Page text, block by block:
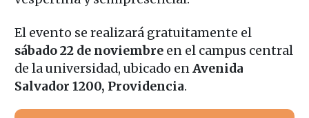
El evento se realizará gratuitamente el
sábado 22 de noviembreen el campus central
de la universidad, ubicado enAvenida
Salvador 1200, Providencia.